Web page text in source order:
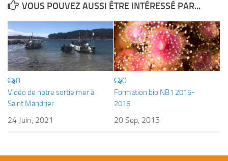
VOUS POUVEZ AUSSI ÊTRE INTÉRESSÉ PAR...
0
Vidéo de notre sortie mer à
Saint Mandrier
24 Juin, 2021
0
Formation bio NB1 2015-
2016
20 Sep, 2015